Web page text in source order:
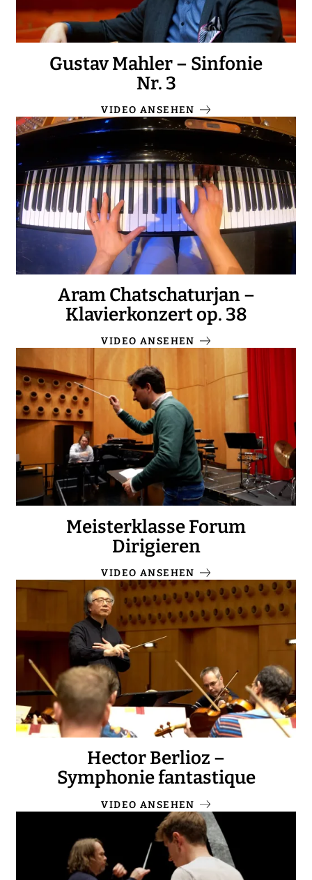
Gustav Mahler – Sinfonie
Nr. 3
VIDEO ANSEHEN
Aram Chatschaturjan –
Klavierkonzert op. 38
VIDEO ANSEHEN
Meisterklasse Forum
Dirigieren
VIDEO ANSEHEN
Hector Berlioz –
Symphonie fantastique
VIDEO ANSEHEN